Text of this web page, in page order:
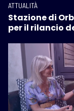
ATTUALITÀ
Stazione di
per il rilancio